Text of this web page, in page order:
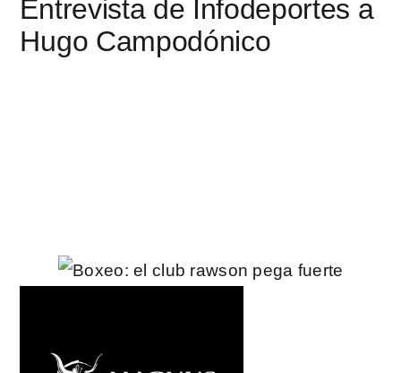
Entrevista de Infodeportes a
Hugo Campodónico